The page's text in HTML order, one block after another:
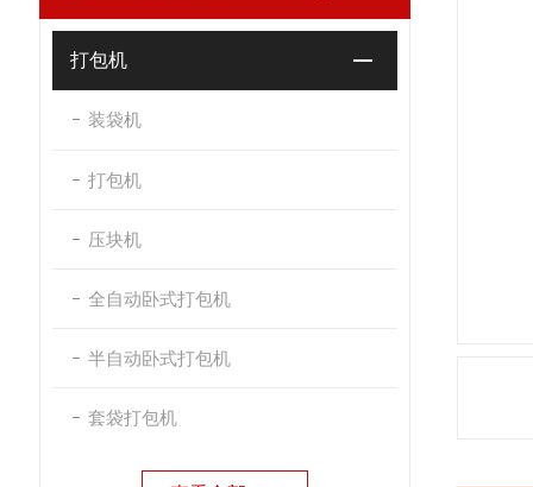
打包机
装袋机
打包机
压块机
全自动卧式打包机
半自动卧式打包机
套袋打包机